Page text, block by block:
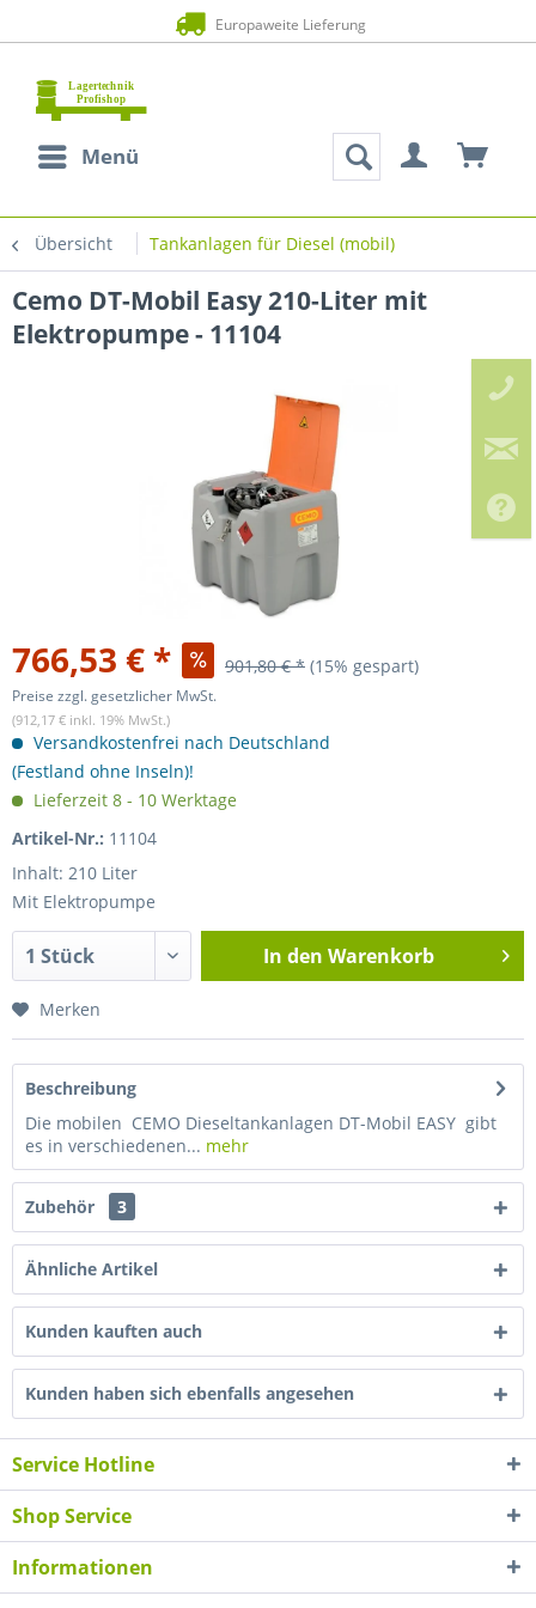
Europaweite Lieferung
Menü
Übersicht Tankanlagen für Diesel (mobil)
Cemo DT-Mobil Easy 210-Liter mit
Elektropumpe - 11104
766,53 € * 901,80 € * (15% gespart)
Preise zzgl. gesetzlicher MwSt.
(912,17 € inkl. 19% MwSt.)
Versandkostenfrei nach Deutschland
(Festland ohne Inseln)!
Lieferzeit 8 - 10 Werktage
Artikel-Nr.: 11104
Inhalt: 210 Liter
Mit Elektropumpe
In den Warenkorb
Merken
Beschreibung
Die mobilen CEMO Dieseltankanlagen DT-Mobil EASY gibt
es in verschiedenen... mehr
Zubehör 3
Ähnliche Artikel
Kunden kauften auch
Kunden haben sich ebenfalls angesehen
Service Hotline
Shop Service
Informationen